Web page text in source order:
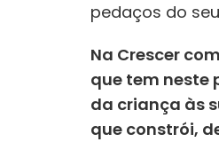
pedaços do
Na Crescer
que tem neste
da criança às
que constrói,